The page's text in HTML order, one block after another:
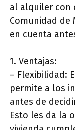
al alquiler con
Comunidad
en cuenta
1. Ventajas:
– Flexibilidad:
permite a los
antes de
Esto les da la